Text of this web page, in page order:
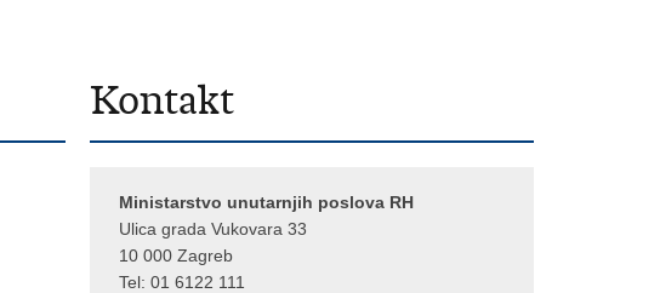
Kontakt
Ministarstvo unutarnjih poslova RH
Ulica grada Vukovara 33
10 000 Zagreb
Tel: 01 6122 111